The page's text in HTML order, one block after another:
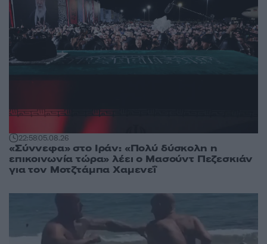
22:5805.08.26
«Σύννεφα» στο Ιράν: «Πολύ δύσκολη η
επικοινωνία τώρα» λέει ο Μασούντ Πεζεσκιάν
για τον Μοτζτάμπα Χαμενεΐ